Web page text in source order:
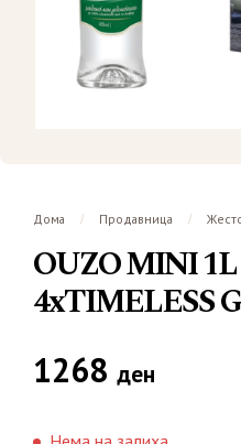
Дома / Продавница /
OUZO MINI 1L
4xTIMELESS
1268 ден